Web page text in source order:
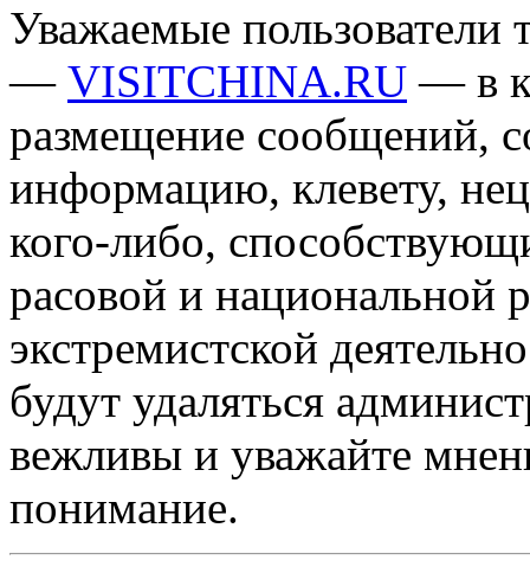
Уважаемые пользователи
— VISITCHINA.RU — в
размещение сообщений,
информацию, клевету,
кого-либо,
расовой и национальной
экстремистской
будут удаляться
вежливы и уважайте
понимание.